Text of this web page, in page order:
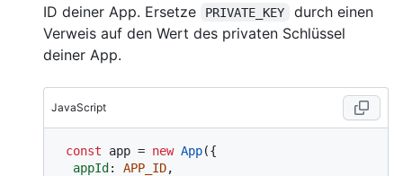
ID deiner App. Ersetze
PRIVATE_KEY
durch einen
Verweis auf den Wert des privaten Schlüssel
deiner App.
JavaScript
const app = new App({
appId: APP_ID,